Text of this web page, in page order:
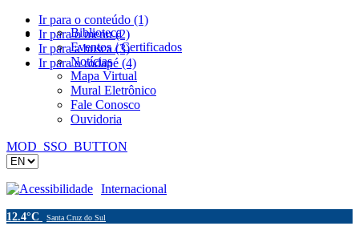
Ir para o conteúdo (1)
Ir para o menu (2)
Ir para a busca (3)
Ir para o rodapé (4)
Biblioteca
Eventos / Certificados
Notícias
Mapa Virtual
Mural Eletrônico
Fale Conosco
Ouvidoria
MOD_SSO_BUTTON
Acessibilidade Internacional
12.4°C Santa Cruz do Sul